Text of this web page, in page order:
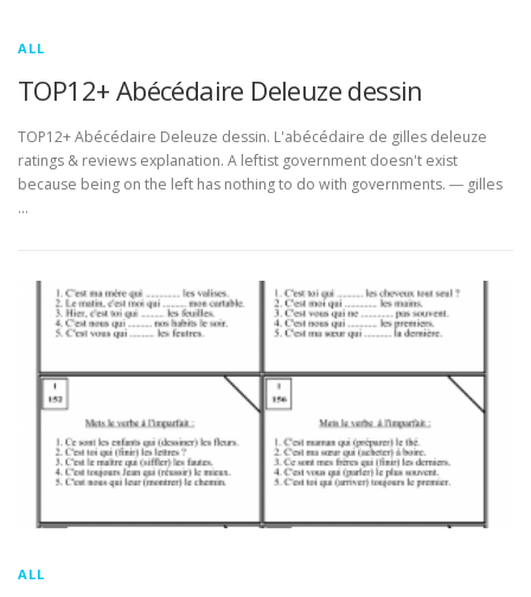
ALL
TOP12+ Abécédaire Deleuze dessin
TOP12+ Abécédaire Deleuze dessin. L'abécédaire de gilles deleuze
ratings & reviews explanation. A leftist government doesn't exist
because being on the left has nothing to do with governments. ― gilles
…
ALL